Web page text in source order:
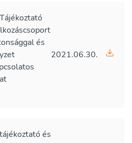
és
2021.06.30.
és